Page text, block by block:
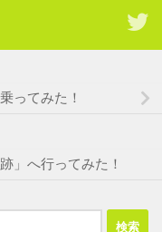
ってみた！
」へ行ってみた！